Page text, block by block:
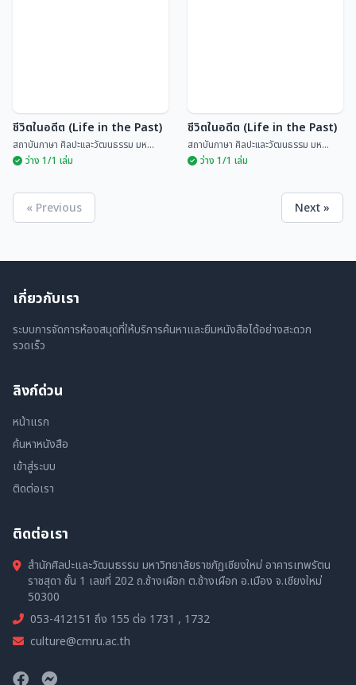
ชีวิตในอดีต (Life in the Past)
สถาบันภาษา ศิลปะและวัฒนธรรม มห...
ว่าง 1/1 เล่ม
ชีวิตในอดีต (Life in the Past)
สถาบันภาษา ศิลปะและวัฒนธรรม มห...
ว่าง 1/1 เล่ม
« Previous Next »
เกี่ยวกับเรา
ระบบการจัดการห้องสมุดที่ให้บริการค้นหาและยืมหนังสือได้อย่างสะดวก
รวดเร็ว
ลิงก์ด่วน
หน้าแรก
ค้นหาหนังสือ
เข้าสู่ระบบ
ติดต่อเรา
ติดต่อเรา
สำนักศิลปะและวัฒนธรรม มหาวิทยาลัยราชภัฏเชียงใหม่ อาคารเทพรัตน
ราชสุดา ชั้น 1 เลขที่ 202 ถ.ช้างเผือก ต.ช้างเผือก อ.เมือง จ.เชียงใหม่
50300
053-412151 ถึง 155 ต่อ 1731 , 1732
culture@cmru.ac.th